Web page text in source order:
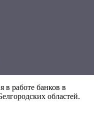
в работе банков в
областей.